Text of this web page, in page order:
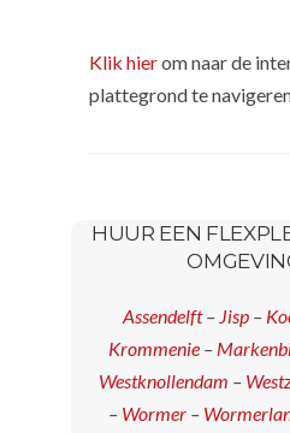
Klik hierom naar de
plattegrond te
HUUR EEN
Assendelft– Jisp –
Krommenie –
Westknollendam –
– Wormer –